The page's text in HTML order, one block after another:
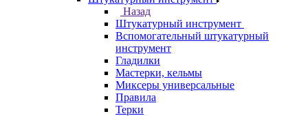
Назад
Штукатурный инструмент
Вспомогательный штукатурный
инструмент
Гладилки
Мастерки, кельмы
Миксеры универсальные
Правила
Терки